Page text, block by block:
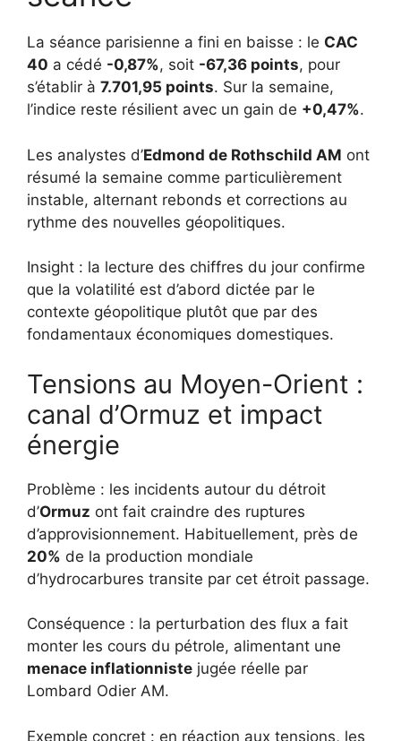
La séance parisienne a fini en baisse : le CAC
40 a cédé -0,87%, soit -67,36 points, pour
s’établir à 7.701,95 points. Sur la semaine,
l’indice reste résilient avec un gain de +0,47%.
Les analystes d’Edmond de Rothschild AM ont
résumé la semaine comme particulièrement
instable, alternant rebonds et corrections au
rythme des nouvelles géopolitiques.
Insight : la lecture des chiffres du jour confirme
que la volatilité est d’abord dictée par le
contexte géopolitique plutôt que par des
fondamentaux économiques domestiques.
Tensions au Moyen-Orient :
canal d’Ormuz et impact
énergie
Problème : les incidents autour du détroit
d’Ormuz ont fait craindre des ruptures
d’approvisionnement. Habituellement, près de
20% de la production mondiale
d’hydrocarbures transite par cet étroit passage.
Conséquence : la perturbation des flux a fait
monter les cours du pétrole, alimentant une
menace inflationniste jugée réelle par
Lombard Odier AM.
Exemple concret : en réaction aux tensions, les